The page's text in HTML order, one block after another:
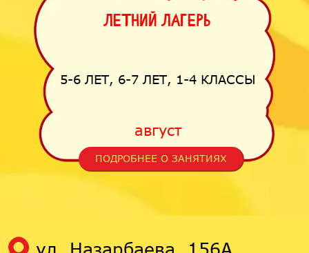
Летний лагерь
5-6 ЛЕТ, 6-7 ЛЕТ, 1-4 КЛАССЫ
август
ПОДРОБНЕЕ О ЗАНЯТИЯХ